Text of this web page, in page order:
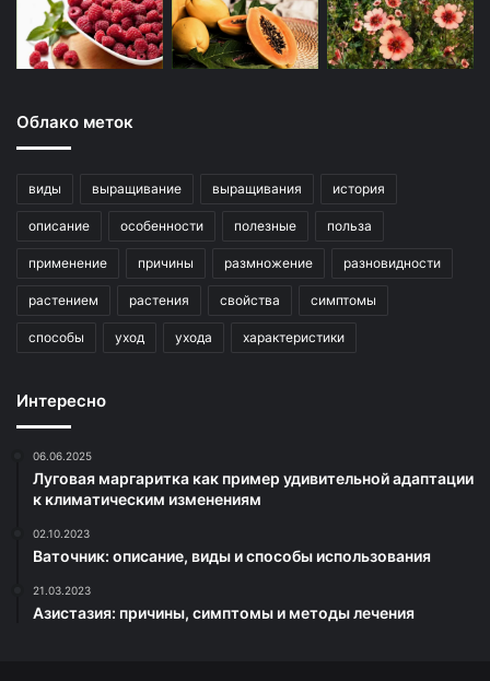
Облако меток
виды выращивание выращивания история
описание особенности полезные польза
применение причины размножение разновидности
растением растения свойства симптомы
способы уход ухода характеристики
Интересно
06.06.2025
Луговая маргаритка как пример удивительной адаптации
к климатическим изменениям
02.10.2023
Ваточник: описание, виды и способы использования
21.03.2023
Азистазия: причины, симптомы и методы лечения